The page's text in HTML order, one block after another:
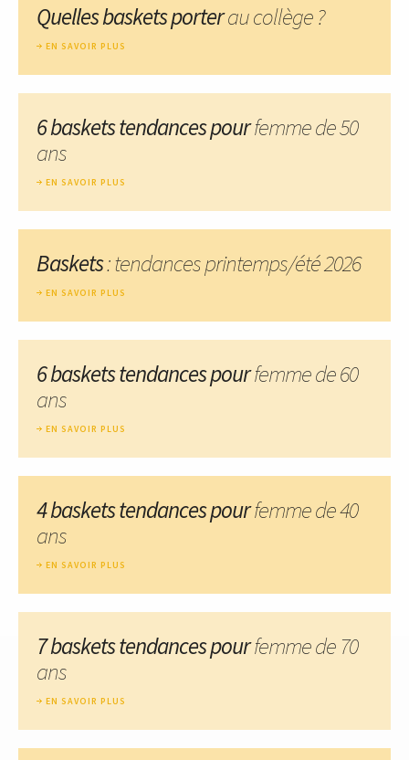
Quelles baskets porterau collège ?
EN SAVOIR PLUS
6 baskets tendances pourfemme de 50
ans
EN SAVOIR PLUS
Baskets: tendances printemps/été 2026
EN SAVOIR PLUS
6 baskets tendances pourfemme de 60
ans
EN SAVOIR PLUS
4 baskets tendances pourfemme de 40
ans
EN SAVOIR PLUS
7 baskets tendances pourfemme de 70
ans
EN SAVOIR PLUS